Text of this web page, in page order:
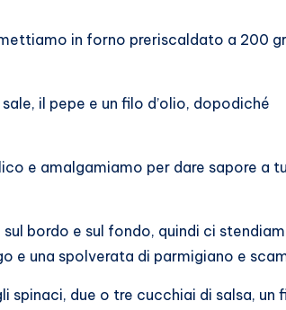
in forno preriscaldato a 200
il pepe e un filo d’olio, dopodiché
e amalgamiamo per dare sapore a
bordo e sul fondo, quindi ci
e una spolverata di parmigiano e
due o tre cucchiai di salsa, un